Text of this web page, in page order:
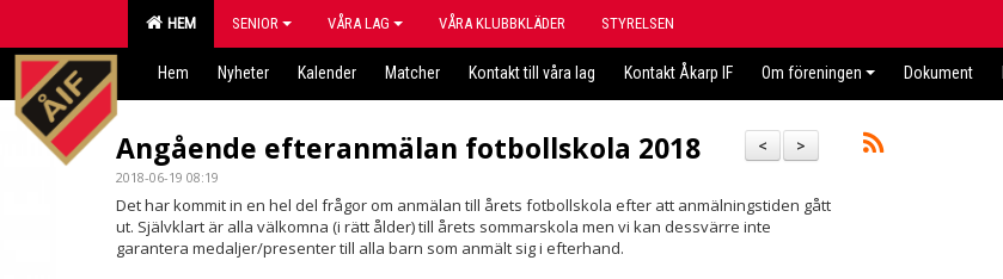
HEM SENIOR VÅRA LAG VÅRA KLUBBKLÄDER STYRELSEN
Hem Nyheter Kalender Matcher Kontakt till våra lag Kontakt Åkarp IF Om föreningen Dokument
>
<
Angående efteranmälan fotbollskola 2018
2018-06-19 08:19
Det har kommit in en hel del frågor om anmälan till årets fotbollskola efter att anmälningstiden gått
ut. Självklart är alla välkomna (i rätt ålder) till årets sommarskola men vi kan dessvärre inte
garantera medaljer/presenter till alla barn som anmält sig i efterhand.